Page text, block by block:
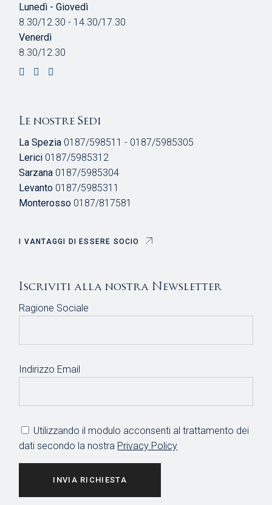
Lunedì - Giovedì
8.30/12.30 - 14.30/17.30
Venerdì
8.30/12.30
Le nostre Sedi
La Spezia 0187/598511 - 0187/5985305
Lerici 0187/5985312
Sarzana 0187/5985304
Levanto 0187/5985311
Monterosso 0187/817581
I VANTAGGI DI ESSERE SOCIO
Iscriviti alla nostra Newsletter
Ragione Sociale
Indirizzo Email
Utilizzando il modulo acconsenti al trattamento dei
dati secondo la nostra Privacy Policy
INVIA RICHIESTA